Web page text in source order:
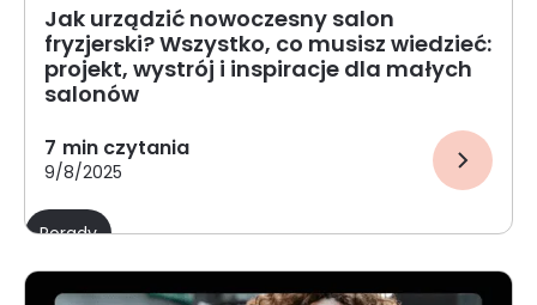
Jak urządzić nowoczesny salon
fryzjerski? Wszystko, co musisz wiedzieć:
projekt, wystrój i inspiracje dla małych
salonów
7 min czytania
9/8/2025
Porady